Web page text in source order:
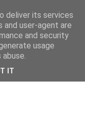
deliver its services
and user-agent are
and security
usage
IT